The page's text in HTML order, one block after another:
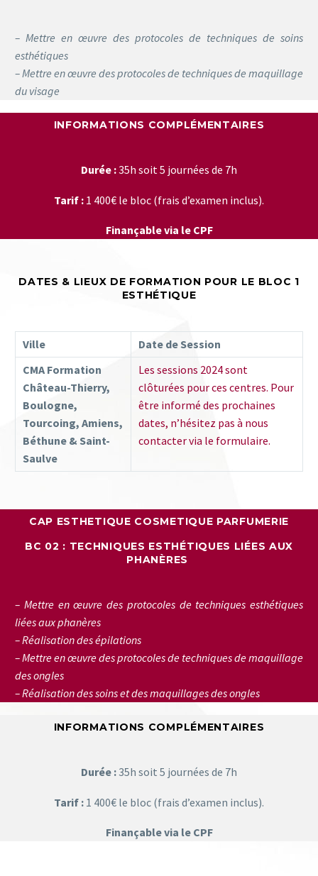
– Mettre en œuvre des protocoles de techniques de soins
esthétiques
– Mettre en œuvre des protocoles de techniques de maquillage
du visage
INFORMATIONS COMPLÉMENTAIRES
Durée :35h soit 5 journées de 7h
Tarif : 1 400€ le bloc (frais d’examen inclus).
Finançable via le CPF
DATES & LIEUX DE FORMATION POUR LE BLOC 1
ESTHÉTIQUE
Ville
Date de Session
CMA Formation
Château-Thierry,
Boulogne,
Tourcoing, Amiens,
Béthune & Saint-
Saulve
Les sessions 2024 sont
clôturées pour ces centres. Pour
être informé des prochaines
dates, n’hésitez pas à nous
contacter via le formulaire.
CAP ESTHETIQUE COSMETIQUE PARFUMERIE
BC 02 : TECHNIQUES ESTHÉTIQUES LIÉES AUX
PHANÈRES
– Mettre en œuvre des protocoles de techniques esthétiques
liées aux phanères
– Réalisation des épilations
– Mettre en œuvre des protocoles de techniques de maquillage
des ongles
– Réalisation des soins et des maquillages des ongles
INFORMATIONS COMPLÉMENTAIRES
Durée :35h soit 5 journées de 7h
Tarif : 1 400€ le bloc (frais d’examen inclus).
Finançable via le CPF